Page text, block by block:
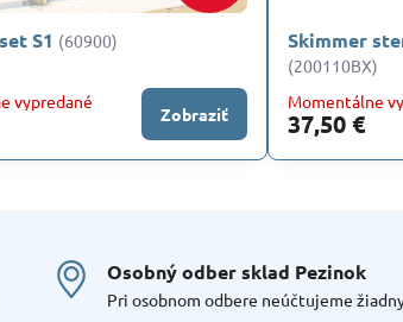
S1 (60900)
vypredané
Zobraziť
Skimmer
(200110BX)
Momentálne
37,50 €
Osobný odber sklad Pezinok
Pri osobnom odbere neúčtujeme